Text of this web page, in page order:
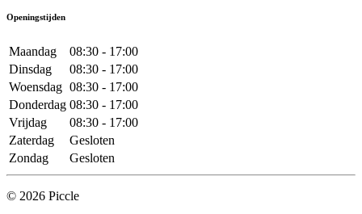
Openingstijden
Maandag
08:30 - 17:00
Dinsdag
08:30 - 17:00
Woensdag 08:30 - 17:00
Donderdag 08:30 - 17:00
Vrijdag
08:30 - 17:00
Zaterdag
Gesloten
Zondag
Gesloten
© 2026 Piccle